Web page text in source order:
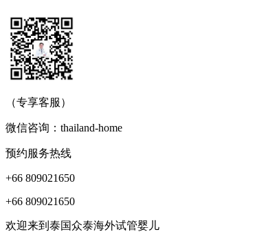
（专享客服）
微信咨询：thailand-home
预约服务热线
+66 809021650
+66 809021650
欢迎来到泰国众泰海外试管婴儿